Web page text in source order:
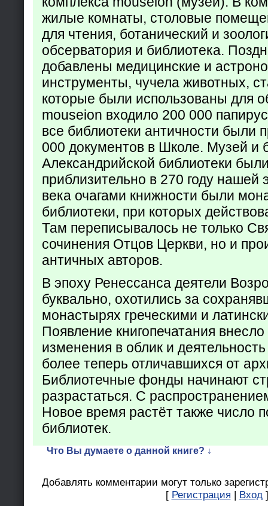
жилые комнаты, столовые
для чтения, ботанический и
обсерватория и библиотека.
добавлены медицинские и
инструменты, чучела животных,
которые были использованы для
mouseion входило 200 000
все библиотеки античности были
000 документов в Школе. Музей и
Александрийской библиотеки
приблизительно в 270 году
века очагами книжности были
библиотеки, при которых
Там переписывалось не только
сочинения Отцов Церкви, но и
античных авторов.
В эпоху Ренессанса деятели
буквально, охотились за
монастырях греческими и
Появление книгопечатания
изменения в облик и
более теперь отличавшихся от
Библиотечные фонды начинают
разрастаться. С
Новое время растёт также число
библиотек.
Что Вы думаете о данной книге? ↓
Добавлять комментарии могут только
[ Регистрация | Вход ]